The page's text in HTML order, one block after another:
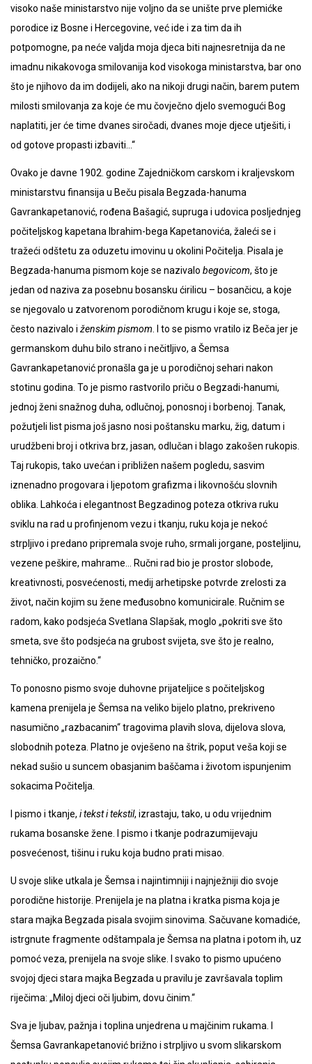
visoko naše ministarstvo nije voljno da se unište prve plemićke
porodice iz Bosne i Hercegovine, već ide i za tim da ih
potpomogne, pa neće valjda moja djeca biti najnesretnija da ne
imadnu nikakovoga smilovanija kod visokoga ministarstva, bar ono
što je njihovo da im dodijeli, ako na nikoji drugi način, barem putem
milosti smilovanja za koje će mu čovječno djelo svemogući Bog
naplatiti, jer će time dvanes siročadi, dvanes moje djece utješiti, i
od gotove propasti izbaviti…“
Ovako je davne 1902. godine Zajedničkom carskom i kraljevskom
ministarstvu finansija u Beču pisala Begzada-hanuma
Gavrankapetanović, rođena Bašagić, supruga i udovica posljednjeg
počiteljskog kapetana Ibrahim-bega Kapetanovića, žaleći se i
tražeći odštetu za oduzetu imovinu u okolini Počitelja. Pisala je
Begzada-hanuma pismom koje se nazivalo begovicom, što je
jedan od naziva za posebnu bosansku ćirilicu – bosančicu, a koje
se njegovalo u zatvorenom porodičnom krugu i koje se, stoga,
često nazivalo i ženskim pismom. I to se pismo vratilo iz Beča jer je
germanskom duhu bilo strano i nečitljivo, a Šemsa
Gavrankapetanović pronašla ga je u porodičnoj sehari nakon
stotinu godina. To je pismo rastvorilo priču o Begzadi-hanumi,
jednoj ženi snažnog duha, odlučnoj, ponosnoj i borbenoj. Tanak,
požutjeli list pisma još jasno nosi poštansku marku, žig, datum i
urudžbeni broj i otkriva brz, jasan, odlučan i blago zakošen rukopis.
Taj rukopis, tako uvećan i približen našem pogledu, sasvim
iznenadno progovara i ljepotom grafizma i likovnošću slovnih
oblika. Lahkoća i elegantnost Begzadinog poteza otkriva ruku
sviklu na rad u profinjenom vezu i tkanju, ruku koja je nekoć
strpljivo i predano pripremala svoje ruho, srmali jorgane, posteljinu,
vezene peškire, mahrame… Ručni rad bio je prostor slobode,
kreativnosti, posvećenosti, medij arhetipske potvrde zrelosti za
život, način kojim su žene međusobno komunicirale. Ručnim se
radom, kako podsjeća Svetlana Slapšak, moglo „pokriti sve što
smeta, sve što podsjeća na grubost svijeta, sve što je realno,
tehničko, prozaično.“
To ponosno pismo svoje duhovne prijateljice s počiteljskog
kamena prenijela je Šemsa na veliko bijelo platno, prekriveno
nasumično „razbacanim“ tragovima plavih slova, dijelova slova,
slobodnih poteza. Platno je ovješeno na štrik, poput veša koji se
nekad sušio u suncem obasjanim baščama i životom ispunjenim
sokacima Počitelja.
I pismo i tkanje, i tekst i tekstil, izrastaju, tako, u odu vrijednim
rukama bosanske žene. I pismo i tkanje podrazumijevaju
posvećenost, tišinu i ruku koja budno prati misao.
U svoje slike utkala je Šemsa i najintimniji i najnježniji dio svoje
porodične historije. Prenijela je na platna i kratka pisma koja je
stara majka Begzada pisala svojim sinovima. Sačuvane komadiće,
istrgnute fragmente odštampala je Šemsa na platna i potom ih, uz
pomoć veza, prenijela na svoje slike. I svako to pismo upućeno
svojoj djeci stara majka Begzada u pravilu je završavala toplim
riječima: „Miloj djeci oči ljubim, dovu činim.“
Sva je ljubav, pažnja i toplina unjedrena u majčinim rukama. I
Šemsa Gavrankapetanović brižno i strpljivo u svom slikarskom